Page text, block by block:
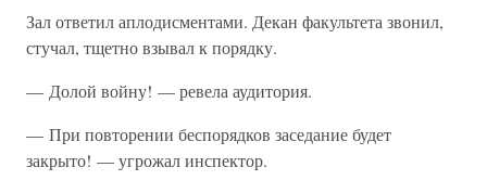
Зал ответил аплодисментами. Декан факультета звонил,
стучал, тщетно взывал к порядку.
— Долой войну! — ревела аудитория.
— При повторении беспорядков заседание будет
закрыто! — угрожал инспектор.